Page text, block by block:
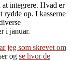
integrere. Hvad er
rydde op. I kasserne
i januar.
jeg som skrevet om
og se hvor de